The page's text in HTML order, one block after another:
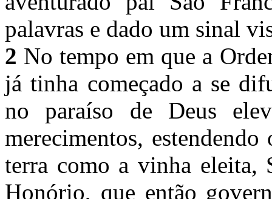
palavras e dado um sinal
2 No tempo em que a
já tinha começado a se
no paraíso de Deus
merecimentos,
terra como a vinha eleita,
Honório, que então